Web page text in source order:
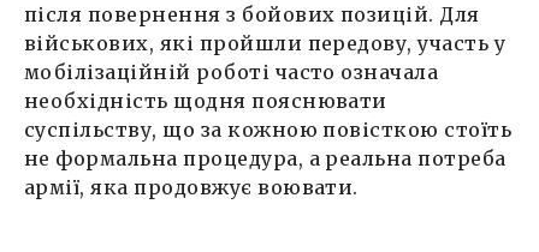
після повернення з бойових позицій. Для
військових, які пройшли передову, участь у
мобілізаційній роботі часто означала
необхідність щодня пояснювати
суспільству, що за кожною повісткою стоїть
не формальна процедура, а реальна потреба
армії, яка продовжує воювати.